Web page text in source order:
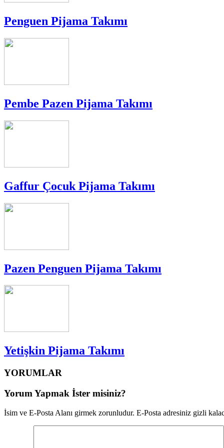
Penguen Pijama Takımı
Pembe Pazen Pijama Takımı
Gaffur Çocuk Pijama Takımı
Pazen Penguen Pijama Takımı
Yetişkin Pijama Takımı
YORUMLAR
Yorum Yapmak İster misiniz?
İsim ve E-Posta Alanı girmek zorunludur. E-Posta adresiniz gizli